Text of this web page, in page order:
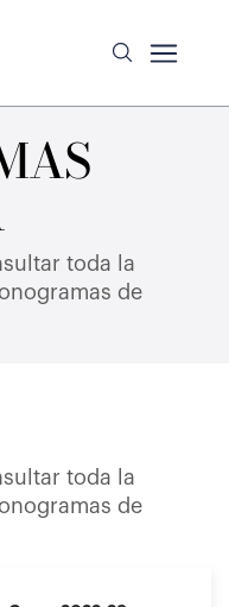
toda la
de
toda la
de